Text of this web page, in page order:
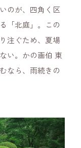
のが、四角く区
「北庭」。この
注ぐため、夏場
い。かの画伯 東
なら、雨続きの